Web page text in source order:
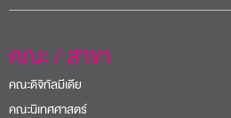
คณะ / สาขา
คณะดิจิทัลมีเดีย
คณะนิเทศศาสตร์